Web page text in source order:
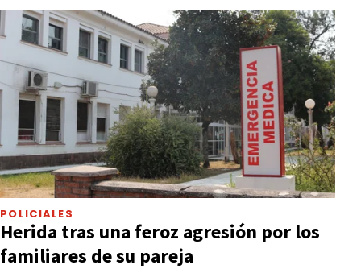
POLICIALES
Herida tras una feroz agresión por los
familiares de su pareja